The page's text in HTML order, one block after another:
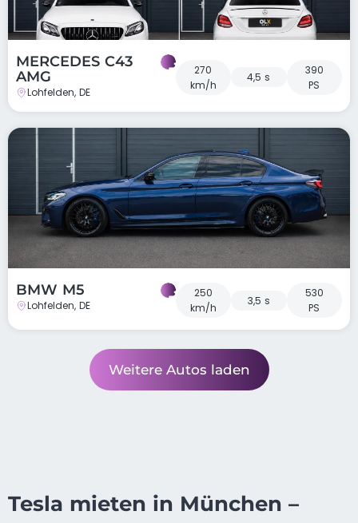
MERCEDES C43
AMG
Lohfelden, DE
270
km/h
4,5 s
390
PS
BMW M5
Lohfelden, DE
250
km/h
3,5 s
530
PS
Weitere Autos laden
Tesla mieten in München –